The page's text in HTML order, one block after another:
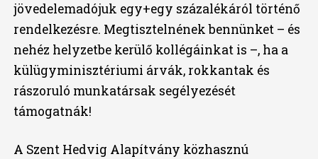
jövedelemadójuk egy+egy százalékáról történő
rendelkezésre. Megtisztelnének bennünket – és
nehéz helyzetbe kerülő kollégáinkat is –, ha a
külügyminisztériumi árvák, rokkantak és
rászoruló munkatársak segélyezését
támogatnák!
A Szent Hedvig Alapítvány közhasznú